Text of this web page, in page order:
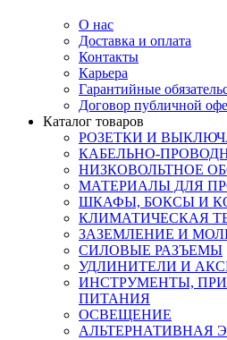
О нас
Доставка и оплата
Контакты
Карьера
Гарантийные
Договор публичной
Каталог товаров
РОЗЕТКИ И
КАБЕЛЬНО-
НИЗКОВОЛЬТНОЕ
МАТЕРИАЛЫ ДЛЯ
ШКАФЫ, БОКСЫ И
КЛИМАТИЧЕСКАЯ
ЗАЗЕМЛЕНИЕ И
СИЛОВЫЕ РАЗЪЕМЫ
УДЛИНИТЕЛИ И
ИНСТРУМЕНТЫ,
ПИТАНИЯ
ОСВЕЩЕНИЕ
АЛЬТЕРНАТИВНАЯ